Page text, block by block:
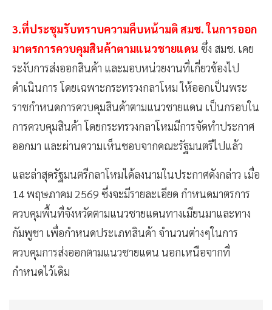
3.ที่ประชุมรับทราบความคืบหน้ามติ สมช. ในการออก
มาตรการควบคุมสินค้าตามแนวชายแดน ซึ่ง สมช. เคย
ระงับการส่งออกสินค้า และมอบหน่วยงานที่เกี่ยวข้องไป
ดำเนินการ โดยเฉพาะกระทรวงกลาโหม ให้ออกเป็นพระ
ราชกำหนดการควบคุมสินค้าตามแนวชายแดน เป็นกรอบใน
การควบคุมสินค้า โดยกระทรวงกลาโหมมีการจัดทำประกาศ
ออกมา และผ่านความเห็นชอบจากคณะรัฐมนตรีไปแล้ว
และล่าสุดรัฐมนตรีกลาโหมได้ลงนามในประกาศดังกล่าว เมื่อ
14 พฤษภาคม 2569 ซึ่งจะมีรายละเอียด กำหนดมาตรการ
ควบคุมพื้นที่จังหวัดตามแนวชายแดนทางเมียนมาและทาง
กัมพูชา เพื่อกำหนดประเภทสินค้า จำนวนต่างๆในการ
ควบคุมการส่งออกตามแนวชายแดน นอกเหนือจากที่
กำหนดไว้เดิม